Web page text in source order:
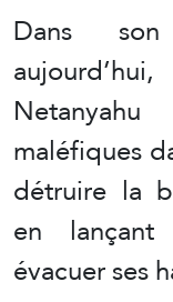
Dans
maléfiques
détruire la
en
évacuer ses